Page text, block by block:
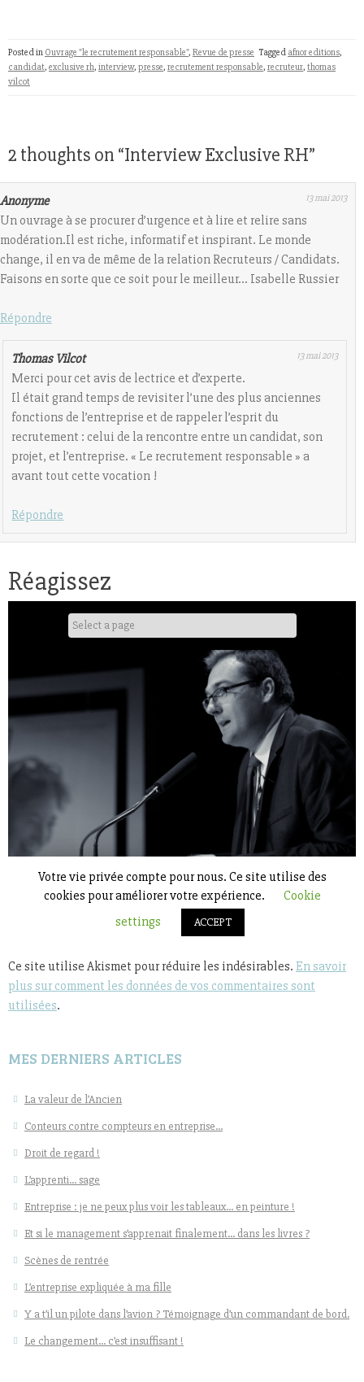
Posted in Ouvrage "le recrutement responsable", Revue de presse Tagged afnor editions,
candidat, exclusive rh, interview, presse, recrutement responsable, recruteur, thomas
vilcot
2 thoughts on “Interview Exclusive RH”
Anonyme 13 mai 2013
Un ouvrage à se procurer d’urgence et à lire et relire sans
modération.Il est riche, informatif et inspirant. Le monde
change, il en va de même de la relation Recruteurs / Candidats.
Faisons en sorte que ce soit pour le meilleur… Isabelle Russier
Répondre
Thomas Vilcot 13 mai 2013
Merci pour cet avis de lectrice et d’experte.
Il était grand temps de revisiter l’une des plus anciennes
fonctions de l’entreprise et de rappeler l’esprit du
recrutement : celui de la rencontre entre un candidat, son
projet, et l’entreprise. « Le recrutement responsable » a
avant tout cette vocation !
Répondre
Réagissez
Ce site utilise Akismet pour réduire les indésirables. En savoir
plus sur comment les données de vos commentaires sont
utilisées.
MES DERNIERS ARTICLES
La valeur de l’Ancien
Conteurs contre compteurs en entreprise…
Droit de regard !
L’apprenti… sage
Entreprise : je ne peux plus voir les tableaux… en peinture !
Et si le management s’apprenait finalement… dans les livres ?
Scènes de rentrée
L’entreprise expliquée à ma fille
Y a t’il un pilote dans l’avion ? Témoignage d’un commandant de bord.
Le changement… c’est insuffisant !